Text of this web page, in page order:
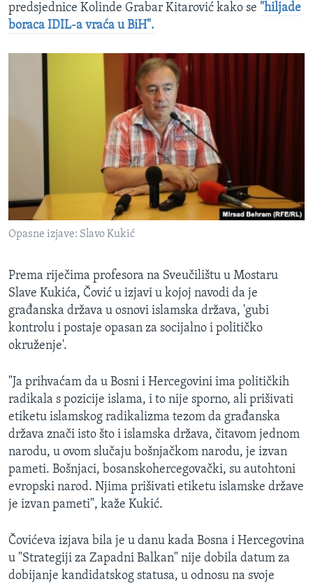
predsjednice Kolinde Grabar Kitarović kako se "hiljade
boraca IDIL-a vraća u BiH".
Opasne izjave: Slavo Kukić
Prema riječima profesora na Sveučilištu u Mostaru
Slave Kukića, Čović u izjavi u kojoj navodi da je
građanska država u osnovi islamska država, 'gubi
kontrolu i postaje opasan za socijalno i političko
okruženje'.
"Ja prihvaćam da u Bosni i Hercegovini ima političkih
radikala s pozicije islama, i to nije sporno, ali prišivati
etiketu islamskog radikalizma tezom da građanska
država znači isto što i islamska država, čitavom jednom
narodu, u ovom slučaju bošnjačkom narodu, je izvan
pameti. Bošnjaci, bosanskohercegovački, su autohtoni
evropski narod. Njima prišivati etiketu islamske države
je izvan pameti", kaže Kukić.
Čovićeva izjava bila je u danu kada Bosna i Hercegovina
u "Strategiji za Zapadni Balkan" nije dobila datum za
dobijanje kandidatskog statusa, u odnosu na svoje